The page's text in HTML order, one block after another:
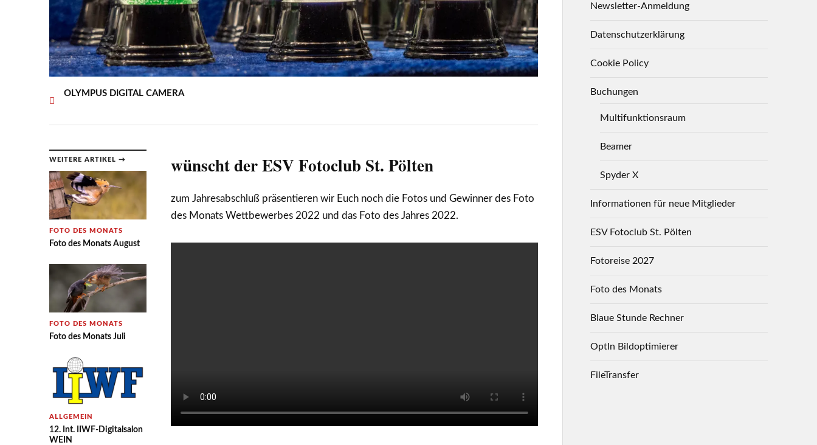
OLYMPUS DIGITAL CAMERA
WEITERE ARTIKEL →
FOTO DES MONATS
Foto des Monats August
FOTO DES MONATS
Foto des Monats Juli
ALLGEMEIN
12. Int. IIWF-Digitalsalon
WEIN
wünscht der ESV Fotoclub St. Pölten
zum Jahresabschluß präsentieren wir Euch noch die Fotos und Gewinner des Foto
des Monats Wettbewerbes 2022 und das Foto des Jahres 2022.
Newsletter-Anmeldung
Datenschutzerklärung
Cookie Policy
Buchungen
Multifunktionsraum
Beamer
Spyder X
Informationen für neue Mitglieder
ESV Fotoclub St. Pölten
Fotoreise 2027
Foto des Monats
Blaue Stunde Rechner
OptIn Bildoptimierer
FileTransfer